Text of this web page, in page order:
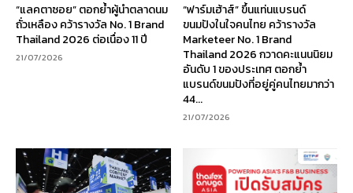
“แลคตาซอย” ตอกย้ำผู้นำตลาดนม
ถั่วเหลือง คว้ารางวัล No. 1 Brand
Thailand 2026 ต่อเนื่อง 11 ปี
21/07/2026
“ฟาร์มเฮ้าส์” ขึ้นแท่นแบรนด์
ขนมปังในใจคนไทย คว้ารางวัล
Marketeer No. 1 Brand
Thailand 2026 กวาดคะแนนนิยม
อันดับ 1 ของประเทศ ตอกย้ำ
แบรนด์ขนมปังที่อยู่คู่คนไทยมากว่า
44...
21/07/2026